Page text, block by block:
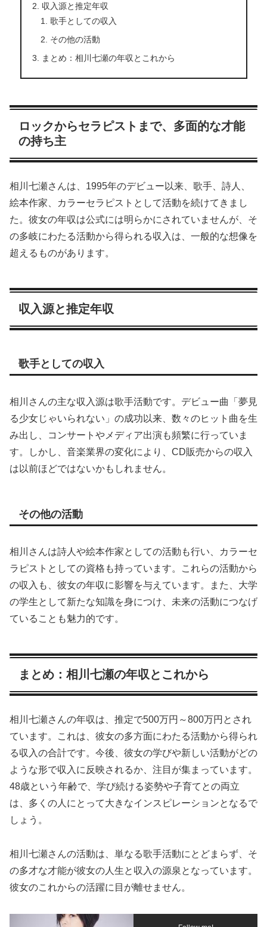
収入源と推定年収
歌手としての収入
その他の活動
まとめ：相川七瀬の年収とこれから
ロックからセラピストまで、多面的な才能
の持ち主
相川七瀬さんは、1995年のデビュー以来、歌手、詩人、
絵本作家、カラーセラピストとして活動を続けてきまし
た。彼女の年収は公式には明らかにされていませんが、そ
の多岐にわたる活動から得られる収入は、一般的な想像を
超えるものがあります。
収入源と推定年収
歌手としての収入
相川さんの主な収入源は歌手活動です。デビュー曲「夢見
る少女じゃいられない」の成功以来、数々のヒット曲を生
み出し、コンサートやメディア出演も頻繁に行っていま
す。しかし、音楽業界の変化により、CD販売からの収入
は以前ほどではないかもしれません。
その他の活動
相川さんは詩人や絵本作家としての活動も行い、カラーセ
ラピストとしての資格も持っています。これらの活動から
の収入も、彼女の年収に影響を与えています。また、大学
の学生として新たな知識を身につけ、未来の活動につなげ
ていることも魅力的です。
まとめ：相川七瀬の年収とこれから
相川七瀬さんの年収は、推定で500万円～800万円とされ
ています。これは、彼女の多方面にわたる活動から得られ
る収入の合計です。今後、彼女の学びや新しい活動がどの
ような形で収入に反映されるか、注目が集まっています。
48歳という年齢で、学び続ける姿勢や子育てとの両立
は、多くの人にとって大きなインスピレーションとなるで
しょう。
相川七瀬さんの活動は、単なる歌手活動にとどまらず、そ
の多才な才能が彼女の人生と収入の源泉となっています。
彼女のこれからの活躍に目が離せません。